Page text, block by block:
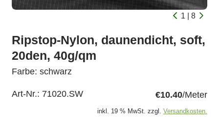
1 | 8
Ripstop-Nylon, daunendicht, soft,
20den, 40g/qm
Farbe: schwarz
Art-Nr.: 71020.SW €10.40/Meter
inkl. 19 % MwSt. zzgl. Versandkosten.